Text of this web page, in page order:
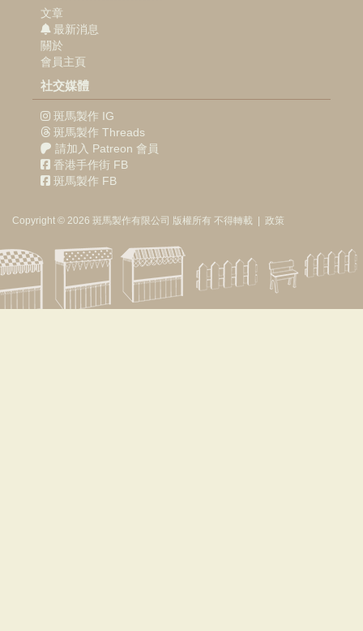
文章
最新消息
關於
會員主頁
社交媒體
斑馬製作 IG
斑馬製作 Threads
請加入 Patreon 會員
香港手作街 FB
斑馬製作 FB
Copyright © 2026 斑馬製作有限公司 版權所有 不得轉載 | 政策